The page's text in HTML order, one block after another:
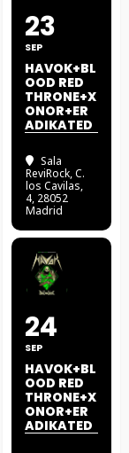
23
SEP
HAVOK+BL
OOD RED
THRONE+X
ONOR+ER
ADIKATED
Sala
ReviRock, C.
los Cavilas,
4, 28052
Madrid
24
SEP
HAVOK+BL
OOD RED
THRONE+X
ONOR+ER
ADIKATED